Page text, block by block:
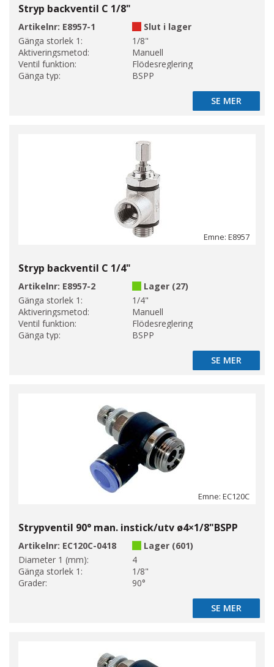
Stryp backventil C 1/8"
Artikelnr: E8957-1
Slut i lager
Gänga storlek 1:
1/8"
Aktiveringsmetod:
Manuell
Ventil funktion:
Flödesreglering
Gänga typ:
BSPP
SE MER
SE MER
Emne: E8957
Stryp backventil C 1/4"
Artikelnr: E8957-2
Lager (27)
Gänga storlek 1:
1/4"
Aktiveringsmetod:
Manuell
Ventil funktion:
Flödesreglering
Gänga typ:
BSPP
SE MER
SE MER
Emne: EC120C
Strypventil 90° man. instick/utv ø4×1/8"BSPP
Artikelnr: EC120C-0418
Lager (601)
Diameter 1 (mm):
4
Gänga storlek 1:
1/8"
Grader:
90°
SE MER
SE MER